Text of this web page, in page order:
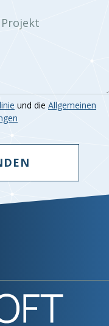
und die Allgemeinen